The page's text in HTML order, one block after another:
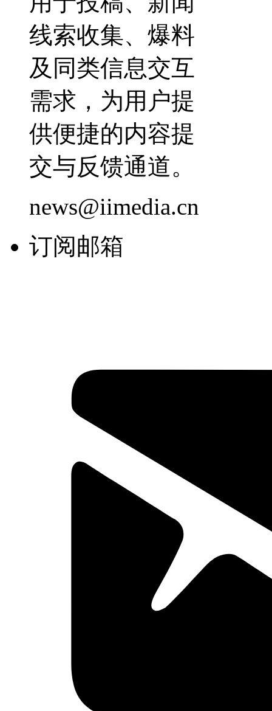
线索收集、爆料
及同类信息交互
需求，为用户提
供便捷的内容提
交与反馈通道。
news@iimedia.cn
订阅邮箱